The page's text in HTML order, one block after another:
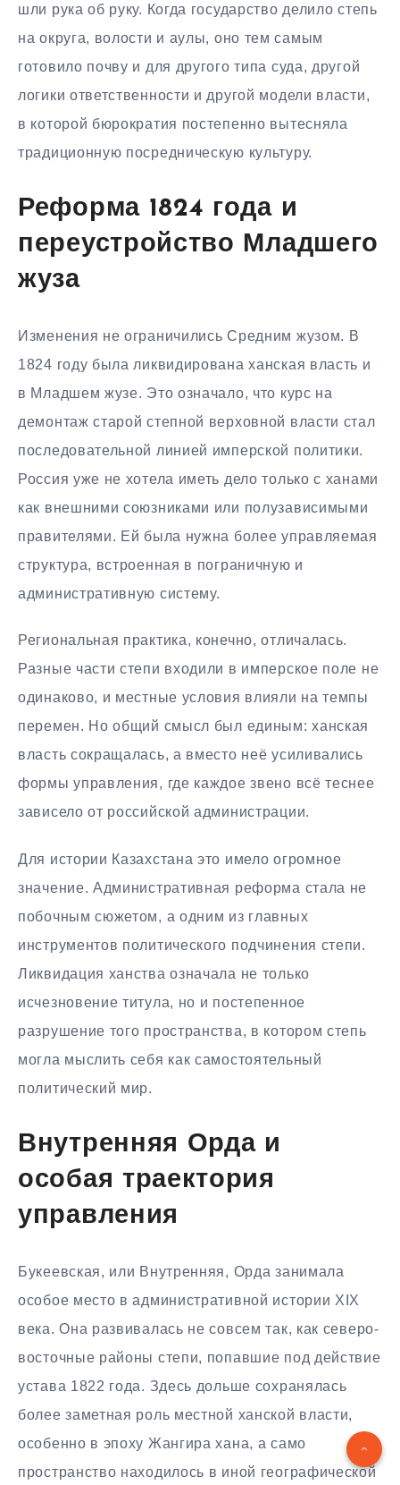
шли рука об руку. Когда государство делило степь
на округа, волости и аулы, оно тем самым
готовило почву и для другого типа суда, другой
логики ответственности и другой модели власти,
в которой бюрократия постепенно вытесняла
традиционную посредническую культуру.
Реформа 1824 года и
переустройство Младшего
жуза
Изменения не ограничились Средним жузом. В
1824 году была ликвидирована ханская власть и
в Младшем жузе. Это означало, что курс на
демонтаж старой степной верховной власти стал
последовательной линией имперской политики.
Россия уже не хотела иметь дело только с ханами
как внешними союзниками или полузависимыми
правителями. Ей была нужна более управляемая
структура, встроенная в пограничную и
административную систему.
Региональная практика, конечно, отличалась.
Разные части степи входили в имперское поле не
одинаково, и местные условия влияли на темпы
перемен. Но общий смысл был единым: ханская
власть сокращалась, а вместо неё усиливались
формы управления, где каждое звено всё теснее
зависело от российской администрации.
Для истории Казахстана это имело огромное
значение. Административная реформа стала не
побочным сюжетом, а одним из главных
инструментов политического подчинения степи.
Ликвидация ханства означала не только
исчезновение титула, но и постепенное
разрушение того пространства, в котором степь
могла мыслить себя как самостоятельный
политический мир.
Внутренняя Орда и
особая траектория
управления
Букеевская, или Внутренняя, Орда занимала
особое место в административной истории XIX
века. Она развивалась не совсем так, как северо-
восточные районы степи, попавшие под действие
устава 1822 года. Здесь дольше сохранялась
более заметная роль местной ханской власти,
особенно в эпоху Жангира хана, а само
пространство находилось в иной географической